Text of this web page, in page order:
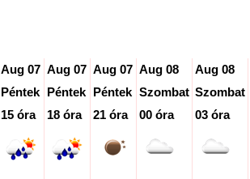
Aug 07
Péntek
15 óra
Aug 07
Péntek
18 óra
Aug 07
Péntek
21 óra
Aug 08
Szombat
00 óra
Aug 08
Szombat
03 óra